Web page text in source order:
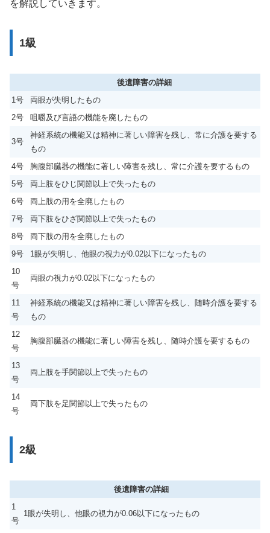
を解説していきます。
1級
後遺障害の詳細
1号
両眼が失明したもの
2号
咀嚼及び言語の機能を廃したもの
3号
神経系統の機能又は精神に著しい障害を残し、常に介護を要する
もの
4号
胸腹部臓器の機能に著しい障害を残し、常に介護を要するもの
5号
両上肢をひじ関節以上で失ったもの
6号
両上肢の用を全廃したもの
7号
両下肢をひざ関節以上で失ったもの
8号
両下肢の用を全廃したもの
9号
1眼が失明し、他眼の視力が0.02以下になったもの
10
号
両眼の視力が0.02以下になったもの
11
号
神経系統の機能又は精神に著しい障害を残し、随時介護を要する
もの
12
号
胸腹部臓器の機能に著しい障害を残し、随時介護を要するもの
13
号
両上肢を手関節以上で失ったもの
14
号
両下肢を足関節以上で失ったもの
2級
後遺障害の詳細
1
号
1眼が失明し、他眼の視力が0.06以下になったもの